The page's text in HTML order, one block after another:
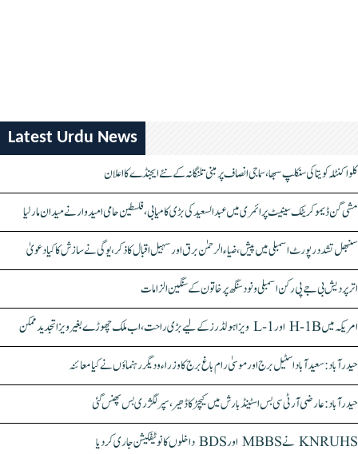
Latest Urdu News
کلواکنٹلہ کویتا کی سنکلپ سبھا، سماجی انصاف پر مبنی تلنگانہ کے نئے ایجنڈے کا اعلان
مشی گن ڈیموکریٹک سینیٹ پرائمری میں عبدالسعید کی بڑی کامیابی، فلسطین حامی امیدوار نے میدان مار لیا
سنبھل تشدد رپورٹ اسمبلی میں پیش، ضیاء الرحمٰن برق اور سہیل اقبال کا ذکر، یوگی نے سازش کا کیا دعویٰ
اتر پردیش بی جے پی رکن اسمبلی ونود سنگھ پر خاتون کے سنگین الزامات
امریکہ میں H-1B اور L-1 ویزا ہولڈرز کے لیے بڑی راحت، اب ملک چھوڑے بغیر ویزا تجدید ممکن
حیدرآباد: سعیدآباد اسٹیل برج اور موسیٰ رام باغ برج کا وزراء و دیگر رہنماؤں نے کیا معائنہ
حیدرآباد: عارضی آر ٹی سی بس اسٹینڈ بارش میں کیچڑ کا ڈھیر، سپر لگژری بس پھنس گئی
KNRUHS نے MBBS اور BDS داخلوں کا نوٹیفکیشن جاری کر دیا